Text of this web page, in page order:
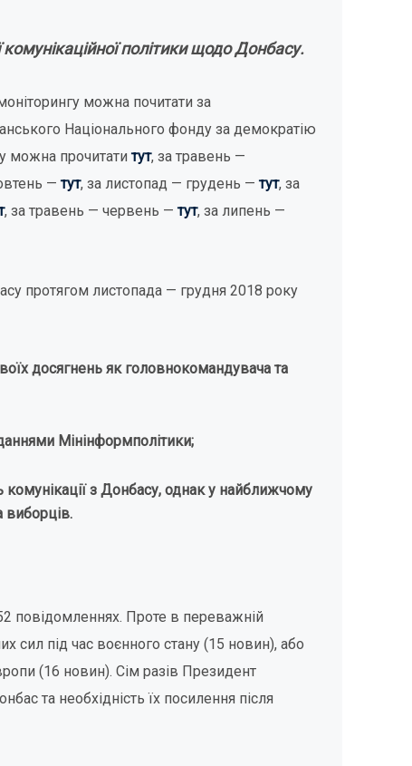
політики щодо Донбасу.
можна почитати за
Національного фонду за демократію
можна прочитатитут, за травень —
—тут, за листопад — грудень —тут, за
, за травень — червень —тут, за липень —
протягом листопада — грудня 2018 року
досягнень як головнокомандувача та
Мінінформполітики;
з Донбасу, однак у найближчому
виборців.
повідомленнях. Проте в переважній
сил під час воєнного стану (15 новин), або
(16 новин). Сім разів Президент
та необхідність їх посилення після